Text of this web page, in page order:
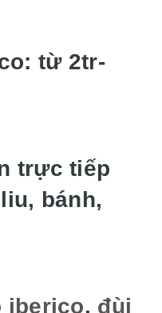
từ 2tr-
trực tiếp
bánh,
iberico, đùi